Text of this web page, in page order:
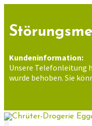
springen
Kundeninformation:
Unsere Telefonleitung
wurde behoben. Sie